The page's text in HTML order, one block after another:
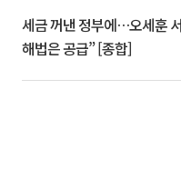
세금 꺼낸 정부에…오세훈
해법은 공급” [종합]